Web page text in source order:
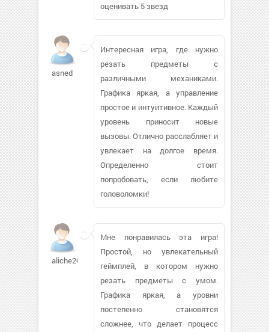
оценивать 5 звезд
asned
Интересная игра, где нужно
резать предметы с
различными механиками.
Графика яркая, а управление
простое и интуитивное. Каждый
уровень приносит новые
вызовы. Отлично расслабляет и
увлекает на долгое время.
Определенно стоит
попробовать, если любите
головоломки!
aliche2004
Мне понравилась эта игра!
Простой, но увлекательный
геймплей, в котором нужно
резать предметы с умом.
Графика яркая, а уровни
постепенно становятся
сложнее, что делает процесс